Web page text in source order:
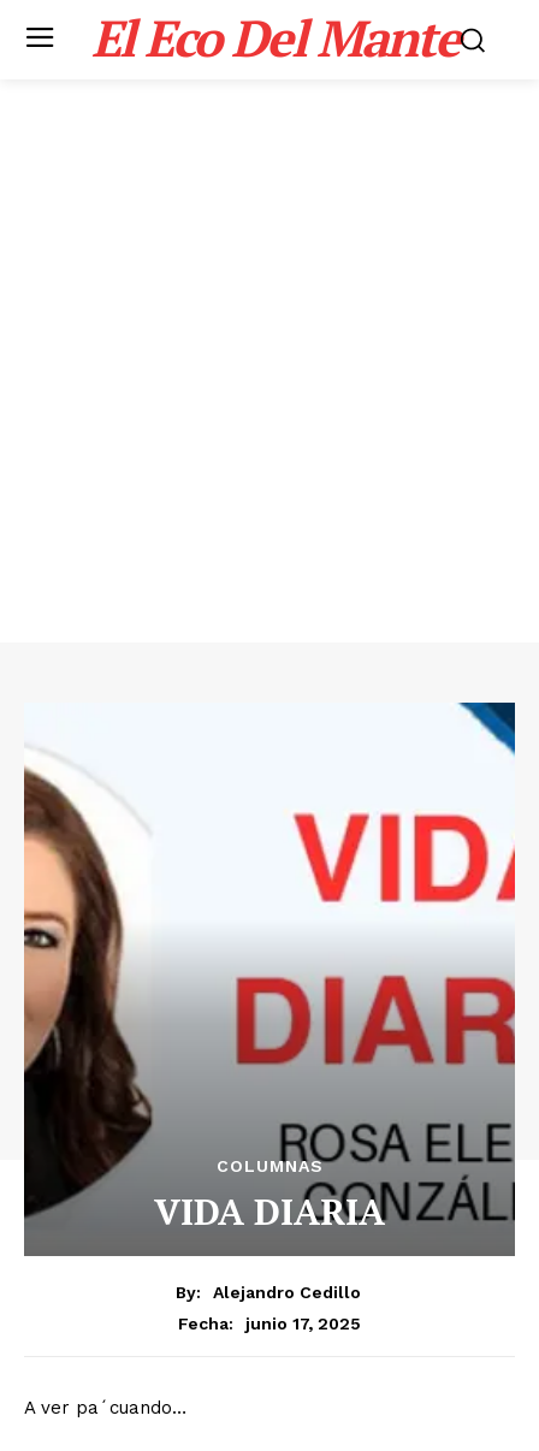
El Eco Del Mante
COLUMNAS
VIDA DIARIA
By:
Alejandro Cedillo
Fecha:
junio 17, 2025
A ver pa´cuando…